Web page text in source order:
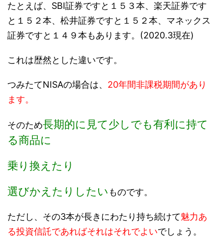
たとえば、SBI証券ですと１５３本、楽天証券です
と１５２本、松井証券ですと１５２本、マネックス
証券ですと１４９本もあります。(2020.3現在)
これは歴然とした違いです。
つみたてNISAの場合は、 20年間非課税期間があり
ます。
そのため長期的に見て少しでも有利に持て
る商品に
乗り換えたり
選びかえたり したい ものです。
ただし、 その3本が長きにわたり持ち続けて魅力あ
る投資信託であればそれはそれでよいでしょう。